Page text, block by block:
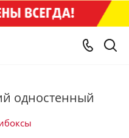
одностенный